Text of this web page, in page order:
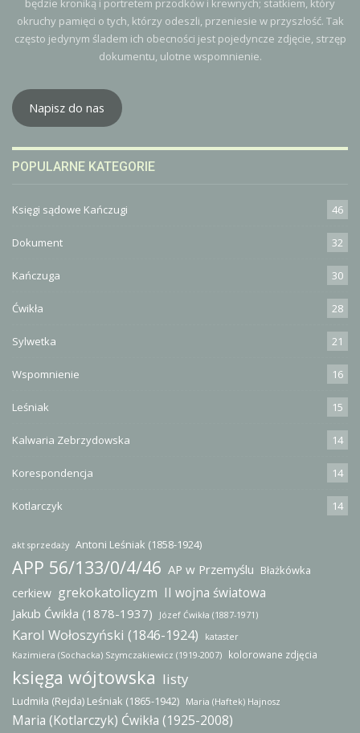
będzie kroniką i portretem przodków i krewnych; statkiem, który
okruchy pamięci o tych, którzy odeszli, przeniesie w przyszłość. Tak
często jedynym śladem ich obecności jest pojedyncze zdjęcie, strzęp
dokumentu, ulotne wspomnienie.
Napisz do nas
POPULARNE KATEGORIE
Księgi sądowe Kańczugi 46
Dokument 32
Kańczuga 30
Ćwikła 28
Sylwetka 21
Wspomnienie 16
Leśniak 15
Kalwaria Zebrzydowska 14
Korespondencja 14
Kotlarczyk 14
akt sprzedaży Antoni Leśniak (1858-1924)
APP 56/133/0/4/46 AP w Przemyślu Błażkówka
cerkiew grekokatolicyzm II wojna światowa
Jakub Ćwikła (1878-1937) Józef Ćwikła (1887-1971)
Karol Wołoszyński (1846-1924)
kataster
Kazimiera (Sochacka) Szymczakiewicz (1919-2007)
kolorowane zdjęcia
księga wójtowska listy
Ludmiła (Rejda) Leśniak (1865-1942) Maria (Haftek) Hajnosz
Maria (Kotlarczyk) Ćwikła (1925-2008)